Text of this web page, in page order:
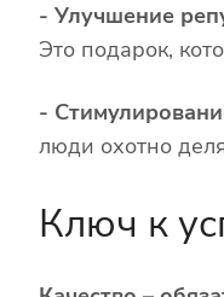
- Улучшение
Это подарок,
-
люди охотно
Ключ к